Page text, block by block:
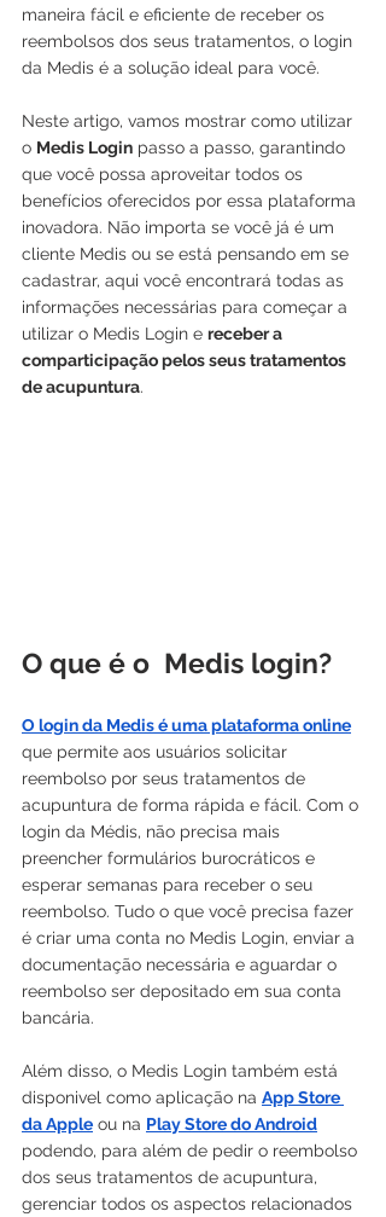
maneira fácil e eficiente de receber os
reembolsos dos seus tratamentos, o login
da Medis é a solução ideal para você.
Neste artigo, vamos mostrar como utilizar
o Medis Login passo a passo, garantindo
que você possa aproveitar todos os
benefícios oferecidos por essa plataforma
inovadora. Não importa se você já é um
cliente Medis ou se está pensando em se
cadastrar, aqui você encontrará todas as
informações necessárias para começar a
utilizar o Medis Login e receber a
comparticipação pelos seus tratamentos
de acupuntura.
O que é o  Medis login?
O login da Medis é uma plataforma online
que permite aos usuários solicitar
reembolso por seus tratamentos de
acupuntura de forma rápida e fácil. Com o
login da Médis, não precisa mais
preencher formulários burocráticos e
esperar semanas para receber o seu
reembolso. Tudo o que você precisa fazer
é criar uma conta no Medis Login, enviar a
documentação necessária e aguardar o
reembolso ser depositado em sua conta
bancária.
Além disso, o Medis Login também está
disponivel como aplicação na App Store
da Apple ou na Play Store do Android
podendo, para além de pedir o reembolso
dos seus tratamentos de acupuntura,
gerenciar todos os aspectos relacionados